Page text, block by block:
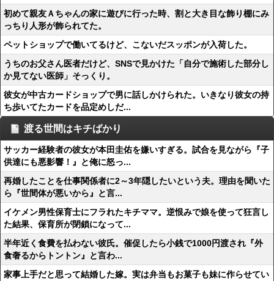
初めて親友Ａちゃんの家に遊びに行った時、割と大き目な飾り棚にみ
っちり人形が飾られてた。
ペットショップで働いてるけど、こないだスッポンが入荷した。
うちのお父さん医者だけど、SNSで見かけた「自分で施術した部分し
か見てない医師」そっくり。
彼女が中古カードショップで男に話しかけられた。いきなり彼女の持
ち歩いてたカードを品定めしだ...
渡る世間はキチばかり
サッカー経験者の彼女が本田圭佑を嫌いすぎる。試合を見ながら『子
供達にも悪影響！』と俺に怒っ...
再婚したことを仕事関係者に2～3年隠したいという夫。理由を聞いた
ら『世間体が悪いから』と言...
イケメン男性保育士にフラれたキチママ。逆恨みで娘を使って狂言し
た結果、保育所が閉鎖になって...
半年近く食費を払わない彼氏。催促したら小銭で1000円渡され『外
食奢るからトントン』と言わ...
家事上手だと思って結婚した嫁。実は弁当もお菓子も妹に作らせてい